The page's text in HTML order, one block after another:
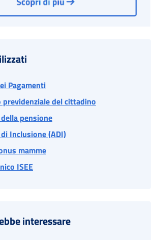
Pagamenti
previdenziale del cittadino
pensione
Inclusione (ADI)
mamme
ISEE
interessare